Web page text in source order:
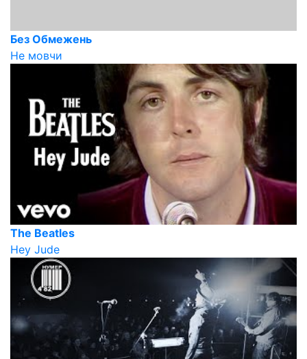
Без Обмежень
Не мовчи
The Beatles
Hey Jude